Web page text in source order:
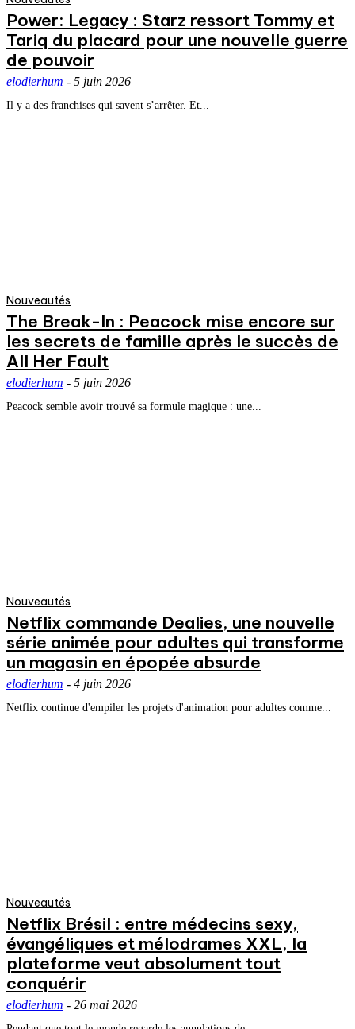
Power: Legacy : Starz ressort Tommy et
Tariq du placard pour une nouvelle guerre
de pouvoir
elodierhum - 5 juin 2026
Il y a des franchises qui savent s’arrêter. Et...
Nouveautés
The Break-In : Peacock mise encore sur
les secrets de famille après le succès de
All Her Fault
elodierhum - 5 juin 2026
Peacock semble avoir trouvé sa formule magique : une...
Nouveautés
Netflix commande Dealies, une nouvelle
série animée pour adultes qui transforme
un magasin en épopée absurde
elodierhum - 4 juin 2026
Netflix continue d'empiler les projets d'animation pour adultes comme...
Nouveautés
Netflix Brésil : entre médecins sexy,
évangéliques et mélodrames XXL, la
plateforme veut absolument tout
conquérir
elodierhum - 26 mai 2026